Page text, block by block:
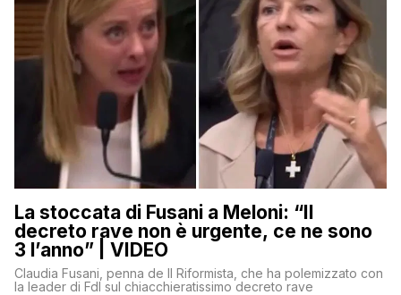
La stoccata di Fusani a Meloni: “Il
decreto rave non è urgente, ce ne sono
3 l’anno” | VIDEO
Claudia Fusani, penna de Il Riformista, che ha polemizzato con
la leader di FdI sul chiacchieratissimo decreto rave